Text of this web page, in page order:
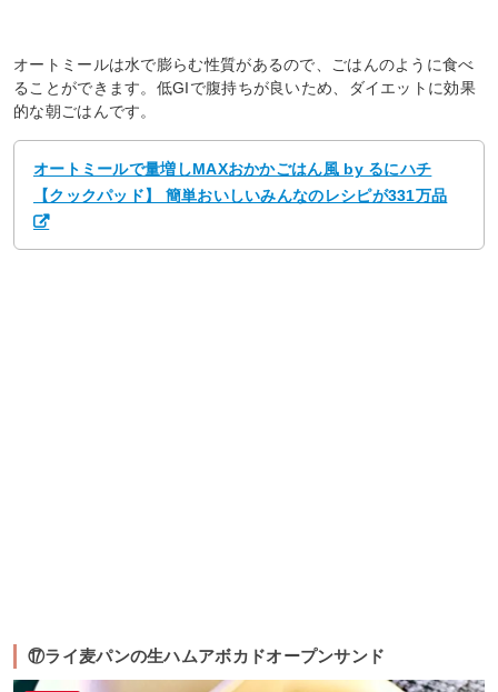
オートミールは水で膨らむ性質があるので、ごはんのように食べ
ることができます。低GIで腹持ちが良いため、ダイエットに効果
的な朝ごはんです。
オートミールで量増しMAXおかかごはん風 by るにハチ
【クックパッド】 簡単おいしいみんなのレシピが331万品
⑰ライ麦パンの生ハムアボカドオープンサンド